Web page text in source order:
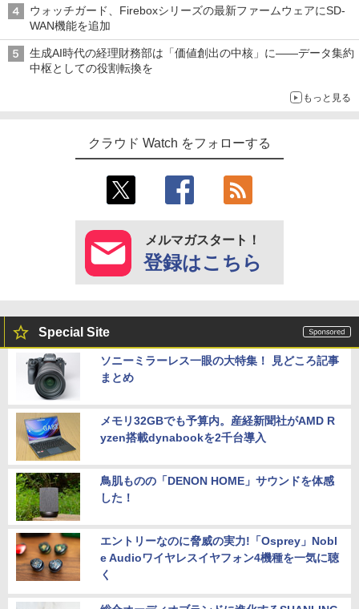
ウォッチガード、Fireboxシリーズの最新ファームウェアにSD-
WAN機能を追加
生成AI時代の経理財務部は「価値創出の中核」に――データ集約
中枢としての役割転換を
もっと見る
クラウド Watch をフォローする
メルマガスタート！
登録はこちら
Special Site
ソニーミラーレス一眼の大特集！ 見どころ記事
まとめ
メモリ32GBでも予算内。産経新聞社がAMD R
yzen搭載dynabookを2千台導入
鳥肌ものの「DENON HOME」サウンドを体感
した！
エントリーなのに脅威の実力!「Osprey」Nobl
e Audioワイヤレスイヤフォン4機種を一気に聴
く